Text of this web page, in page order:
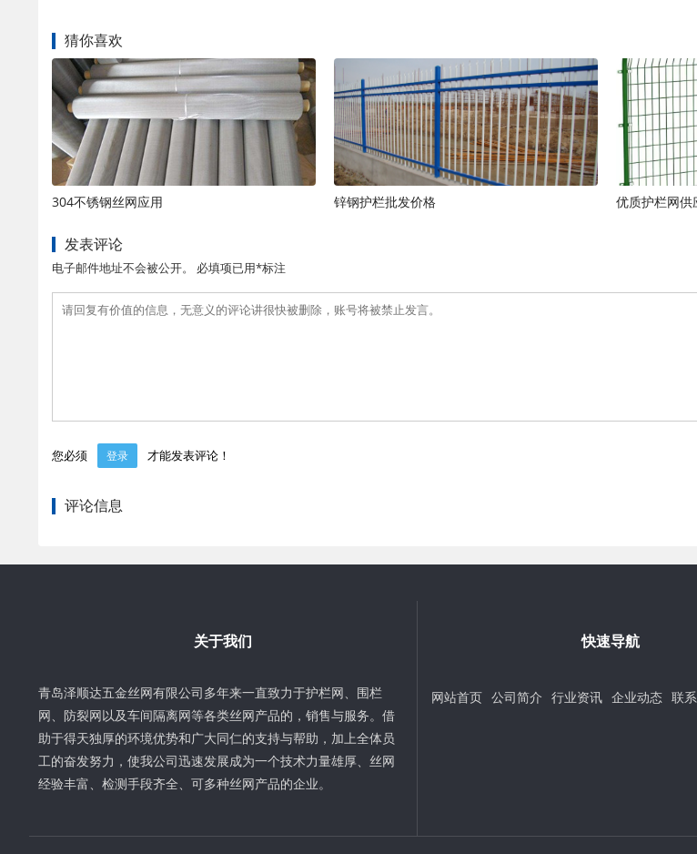
猜你喜欢
304不锈钢丝网应用 锌钢护栏批发价格 优质护栏网供
发表评论
电子邮件地址不会被公开。 必填项已用*标注
您必须 登录 才能发表评论！
评论信息
关于我们
青岛泽顺达五金丝网有限公司多年来一直致力于护栏网、围栏
网、防裂网以及车间隔离网等各类丝网产品的，销售与服务。借
助于得天独厚的环境优势和广大同仁的支持与帮助，加上全体员
工的奋发努力，使我公司迅速发展成为一个技术力量雄厚、丝网
经验丰富、检测手段齐全、可多种丝网产品的企业。
快速导航
网站首页 公司简介 行业资讯 企业动态 联